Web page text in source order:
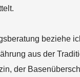
beziehe
aus der
der